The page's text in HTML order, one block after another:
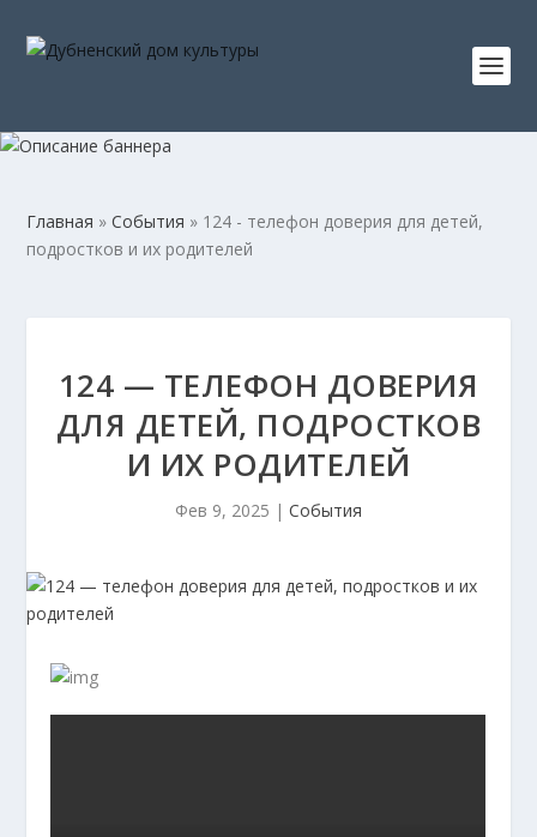
Главная »События » 124 - телефон доверия для детей,
подростков и их родителей
124 — ТЕЛЕФОН ДОВЕРИЯ
ДЛЯ ДЕТЕЙ, ПОДРОСТКОВ
И ИХ РОДИТЕЛЕЙ
Фев 9, 2025 | События